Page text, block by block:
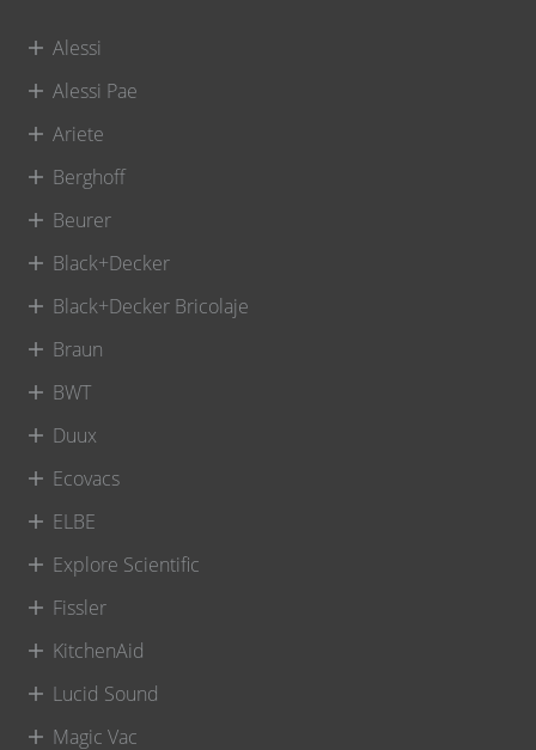
Alessi
Alessi Pae
Ariete
Berghoff
Beurer
Black+Decker
Black+Decker Bricolaje
Braun
BWT
Duux
Ecovacs
ELBE
Explore Scientific
Fissler
KitchenAid
Lucid Sound
Magic Vac